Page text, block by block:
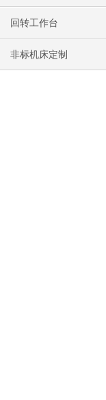
回转工作台
非标机床定制